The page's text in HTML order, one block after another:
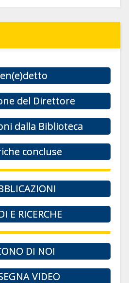
del Direttore
dalla Biblioteca
concluse
E RICERCHE
DI NOI
VIDEO